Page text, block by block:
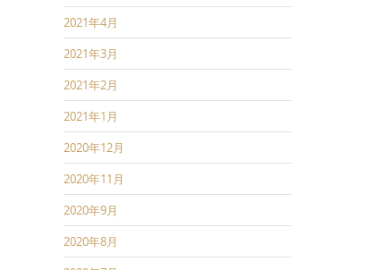
2021年4月
2021年3月
2021年2月
2021年1月
2020年12月
2020年11月
2020年9月
2020年8月